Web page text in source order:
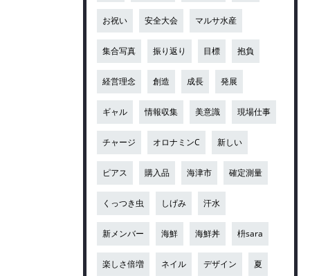
お祝い 安全大会 マルサ水産
集合写真 振り返り 目標 抱負
経営理念 創造 成長 発展
ギャル 情報収集 美意識 現場仕事
チャージ オロナミンC 新しい
ピアス 購入品 海津市 確定測量
くっつき虫 しげみ 汗水
新メンバー 海鮮 海鮮丼 枡sara
楽しさ倍増 ネイル デザイン 夏